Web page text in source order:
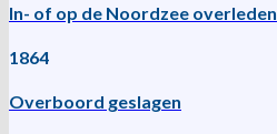
In- of op de Noordzee overleden
1864
Overboord geslagen